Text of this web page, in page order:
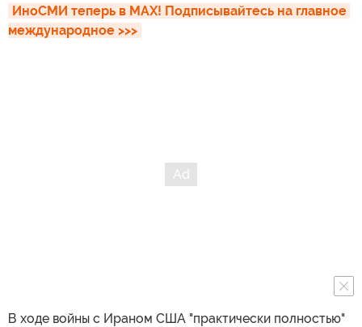
ИноСМИ теперь в MAX! Подписывайтесь на главное
международное >>>
В ходе войны с Ираном США "практически полностью"